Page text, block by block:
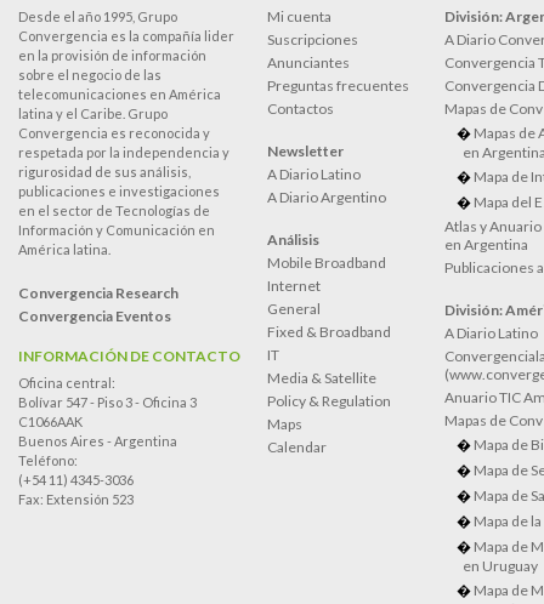
Desde el año 1995, Grupo
Convergencia es la compañía lider
en la provisión de información
sobre el negocio de las
telecomunicaciones en América
latina y el Caribe. Grupo
Convergencia es reconocida y
respetada por la independencia y
rigurosidad de sus análisis,
publicaciones e investigaciones
en el sector de Tecnologías de
Información y Comunicación en
América latina.
Convergencia Research
Convergencia Eventos
INFORMACIÓN DE CONTACTO
Oficina central:
Bolívar 547 - Piso 3 - Oficina 3
C1066AAK
Buenos Aires - Argentina
Teléfono:
(+54 11) 4345-3036
Fax: Extensión 523
Mi cuenta
Suscripciones
Anunciantes
Preguntas frecuentes
Contactos
Newsletter
A Diario Latino
A Diario Argentino
Análisis
Mobile Broadband
Internet
General
Fixed & Broadband
IT
Media & Satellite
Policy & Regulation
Maps
Calendar
División:
A Diario
Convergencia
Convergencia
Mapas de
Mapas de
en
Mapa de
Mapa del
Atlas y
en Argentina
Publicaciones
División:
A Diario Latino
Anuario TIC
Mapas de
Mapa de
Mapa de
Mapa de
Mapa de
Mapa de
en Uruguay
Mapa de